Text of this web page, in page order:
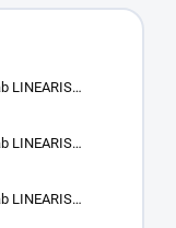
LINEARIS
L 75
LINEARIS
L 85
LINEARIS
L 95